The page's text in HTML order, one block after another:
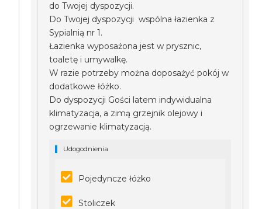
do Twojej dyspozycji.
Do Twojej dyspozycji wspólna łazienka z
Sypialnią nr 1.
Łazienka wyposażona jest w prysznic,
toaletę i umywalkę.
W razie potrzeby można doposażyć pokój w
dodatkowe łóżko.
Do dyspozycji Gości latem indywidualna
klimatyzacja, a zimą grzejnik olejowy i
ogrzewanie klimatyzacją.
Udogodnienia
Pojedyncze łóżko
Stoliczek